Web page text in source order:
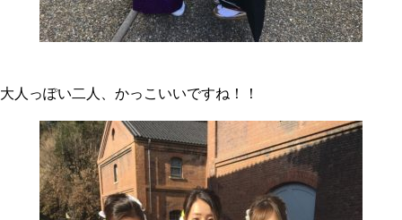
大人っぽい二人、かっこいいですね！！